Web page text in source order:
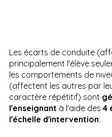
Les écarts de conduite
principalement l'élève
les comportements de
(affectent les autres par
caractère répétitif) sont
l'enseignant à l'aide des 4
l'échelle d'intervention: